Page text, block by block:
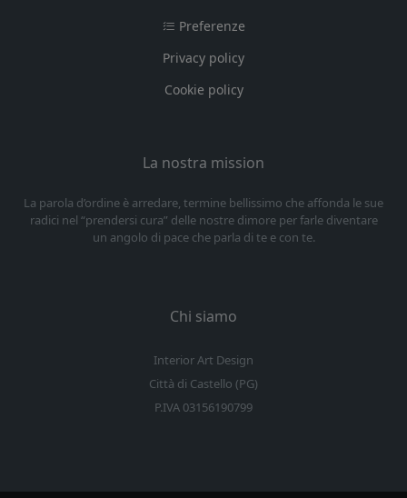
Preferenze
Privacy policy
Cookie policy
La nostra mission
La parola d’ordine è arredare, termine bellissimo che affonda le sue
radici nel “prendersi cura” delle nostre dimore per farle diventare
un angolo di pace che parla di te e con te.
Chi siamo
Interior Art Design
Città di Castello (PG)
P.IVA 03156190799